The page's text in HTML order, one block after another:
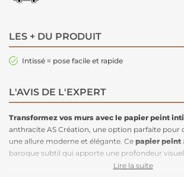
LES + DU PRODUIT
Intissé = pose facile et rapide
L'AVIS DE L'EXPERT
Transformez vos murs avec le papier peint
anthracite AS Création, une option parfaite pour
une allure moderne et élégante. Ce papier peint
baroque subtil qui apporte une profondeur
conservant une palette de couleursLire la suite